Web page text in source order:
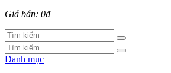
Giá bán: 0đ
Danh mục